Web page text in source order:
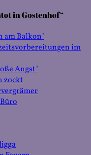
in Gostenhof“
am Balkon"
im
Angst"
zockt